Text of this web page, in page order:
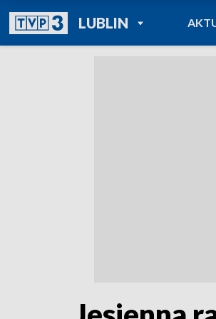
LUBLINPOWRÓT DO
TVP REGIONY